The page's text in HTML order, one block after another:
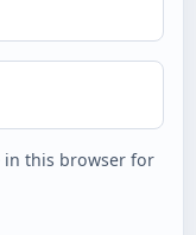
in this browser for